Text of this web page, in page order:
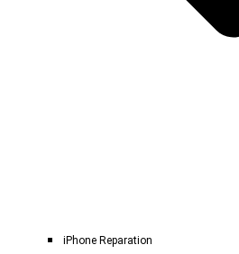
iPhone Reparation